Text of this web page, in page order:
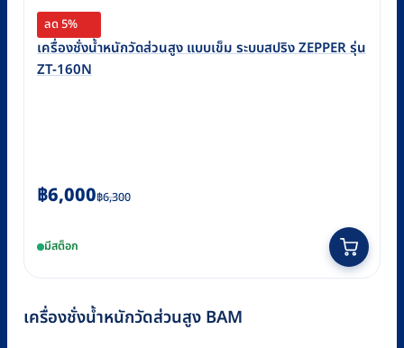
ลด 5%
เครื่องชั่งน้ำหนักวัดส่วนสูง แบบเข็ม ระบบสปริง ZEPPER รุ่น
ZT-160N
฿6,300
Original
was:
฿6,000
Current
is:มีสต็อก
เครื่องชั่งน้ำหนักวัดส่วนสูง BAM